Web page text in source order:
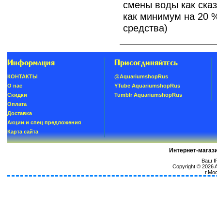
смены воды как
как минимум на 20
средства)
Информация
КОНТАКТЫ
О нас
Скидки
Oплатa
Доставка
Акции и спец предложения
Карта сайта
Присоединяйтесь
@AquariumshopRus
YTube AquariumshopRus
Tumblr AquariumshopRus
Интернет-
Ваш
Copyright © 2026